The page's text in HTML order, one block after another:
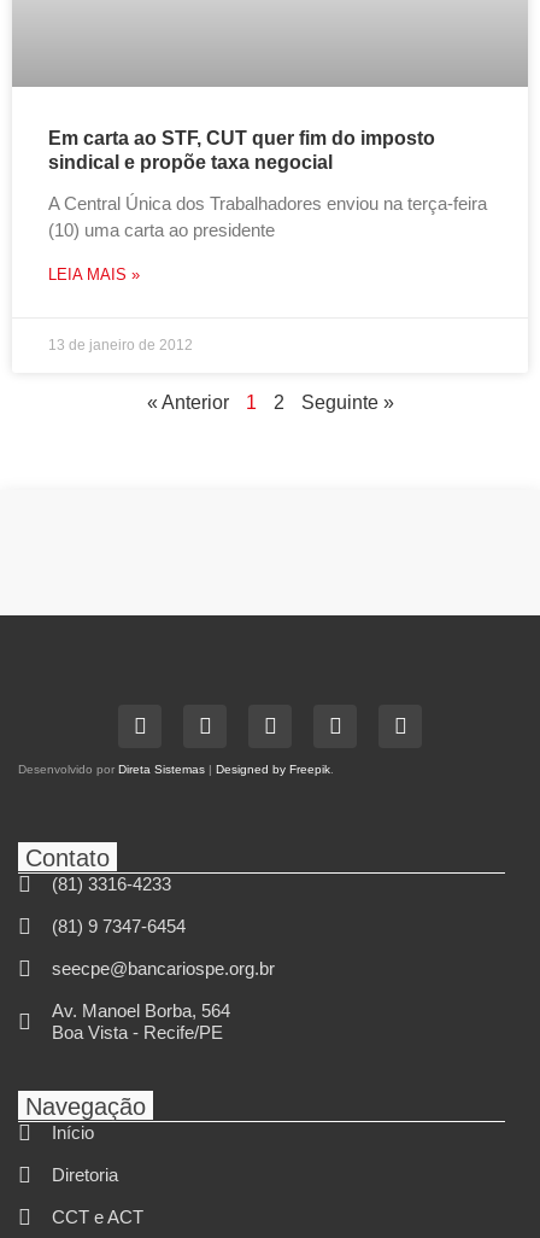
Em carta ao STF, CUT quer fim do imposto
sindical e propõe taxa negocial
A Central Única dos Trabalhadores enviou na terça-feira
(10) uma carta ao presidente
LEIA MAIS »
13 de janeiro de 2012
« Anterior 1 2 Seguinte »
Desenvolvido por Direta Sistemas | Designed by Freepik
Contato
(81) 3316-4233
(81) 9 7347-6454
seecpe@bancariospe.org.br
Av. Manoel Borba, 564
Boa Vista - Recife/PE
Navegação
Início
Diretoria
CCT e ACT